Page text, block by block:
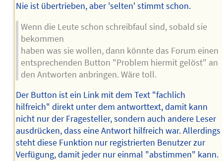
Nie ist übertrieben, aber 'selten' stimmt schon.
Wenn die Leute schon schreibfaul sind, sobald sie
bekommen
haben was sie wollen, dann könnte das Forum einen
entsprechenden Button "Problem hiermit gelöst" an
den Antworten anbringen. Wäre toll.
Der Button ist ein Link mit dem Text "fachlich
hilfreich" direkt unter dem antworttext, damit kann
nicht nur der Fragesteller, sondern auch andere Leser
ausdrücken, dass eine Antwort hilfreich war. Allerdings
steht diese Funktion nur registrierten Benutzer zur
Verfügung, damit jeder nur einmal "abstimmen" kann.